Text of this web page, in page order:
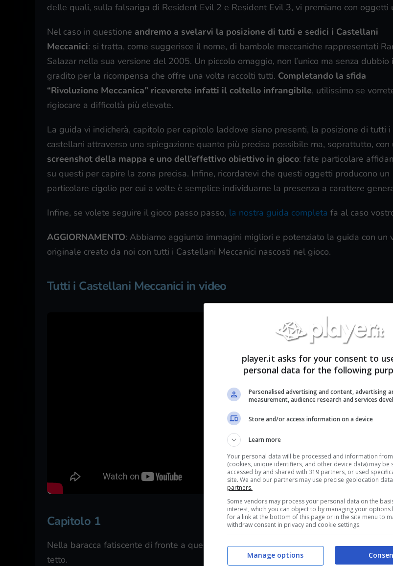
delle quali, sulla falsariga di Resident Evil 2 e Resident Evil 3, vi premiano con oggetti
Nel caso in questione andremo a svelarvi la posizione di tutti e sedici i Castellani
Meccanici: si tratta, come suggerisce il nome, di bambole meccaniche rappresentati
Salazar nella sua versione del 2005. Un piccolo omaggio, non l’unico ma senza dubbio
gradito per la ricompensa che offre una volta raccolti tutti. Completando la sfida
“Rivoluzione Meccanica” riceverete infatti il coltello infrangibile, utilissimo se
rigiocare a difficoltà più elevate.
La guida vi indicherà, capitolo per capitolo laddove siano presenti, la posizione di tutti i
castellani attraverso una spiegazione quanto più precisa possibile ma, soprattutto, con
screenshot della mappa e uno dell’effettivo obiettivo in gioco: fate particolare
su questi per capire la zona precisa. Infine, ricordatevi che questi oggetti producono un
particolare cigolio per cui a volte è semplice individuarne la presenza a carattere
Infine, se volete seguire il gioco passo passo, la nostra guida completa fa al caso
AGGIORNAMENTO: Abbiamo aggiunto immagini migliori e potenziato la guida con un
originale creato da noi con tutti i Castellani Meccanici nascosti nel gioco.
Tutti i Castellani Meccanici in video
Capitolo 1
Nella baracca fatiscente di fronte a quella dove avete trovato Luis. Si trova tra le assi
tetto.
player.it asks for your consent to
personal data for the following
Personalised advertising and content, advertising
measurement, audience research and services
Store and/or access information on a device
Learn more
Your personal data will be processed and information
(cookies, unique identifiers, and other device data) may be
accessed by and shared with 319 partners, or used
site. We and our partners may use precise geolocation
partners.
Some vendors may process your personal data on the
interest, which you can object to by managing your options
for a link at the bottom of this page or in the site menu to
withdraw consent in privacy and cookie settings.
Manage options